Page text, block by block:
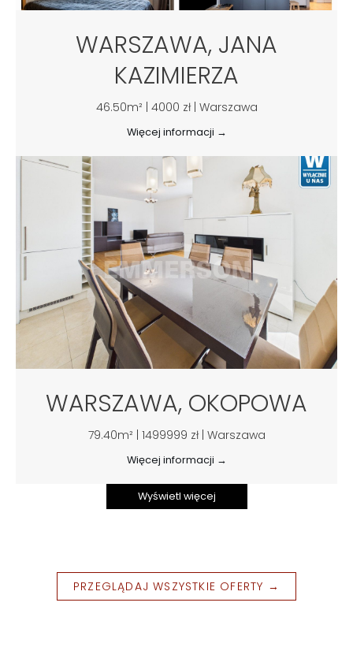
WARSZAWA, JANA
KAZIMIERZA
46.50m² | 4000 zł | Warszawa
Więcej informacji →
WARSZAWA, OKOPOWA
79.40m² | 1499999 zł | Warszawa
Więcej informacji →
Wyświetl więcej
PRZEGLĄDAJ WSZYSTKIE OFERTY →